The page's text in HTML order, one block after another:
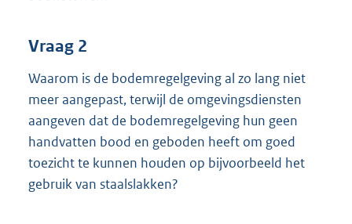
Vraag 2
Waarom is de bodemregelgeving al zo lang niet
meer aangepast, terwijl de omgevingsdiensten
aangeven dat de bodemregelgeving hun geen
handvatten bood en geboden heeft om goed
toezicht te kunnen houden op bijvoorbeeld het
gebruik van staalslakken?